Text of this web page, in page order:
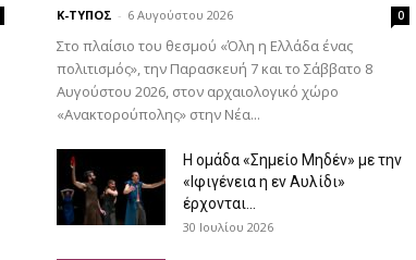
Κ-ΤΥΠΟΣ - 6 Αυγούστου 2026 0
Στο πλαίσιο του θεσμού «Όλη η Ελλάδα ένας
πολιτισμός», την Παρασκευή 7 και το Σάββατο 8
Αυγούστου 2026, στον αρχαιολογικό χώρο
«Ανακτορούπολης» στην Νέα...
Η ομάδα «Σημείο Μηδέν» με την
«Ιφιγένεια η εν Αυλίδι»
έρχονται...
30 Ιουλίου 2026